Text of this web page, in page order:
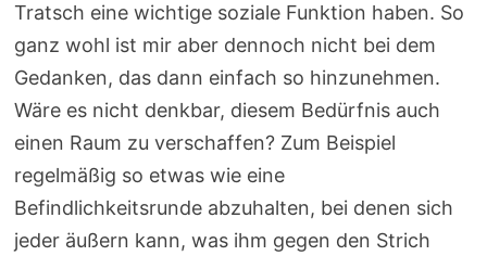
Tratsch eine wichtige soziale Funktion haben. So
ganz wohl ist mir aber dennoch nicht bei dem
Gedanken, das dann einfach so hinzunehmen.
Wäre es nicht denkbar, diesem Bedürfnis auch
einen Raum zu verschaffen? Zum Beispiel
regelmäßig so etwas wie eine
Befindlichkeitsrunde abzuhalten, bei denen sich
jeder äußern kann, was ihm gegen den Strich